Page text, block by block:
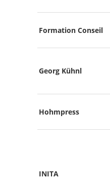
Formation Conseil
Georg Kühnl
Hohmpress
INITA